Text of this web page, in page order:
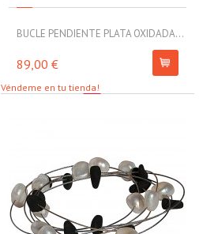
BUCLE PENDIENTE PLATA OXIDADA...
89,00 €
Véndeme en tu tienda!